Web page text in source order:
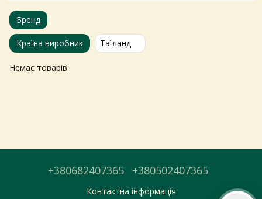
Бренд
Країна виробник Таїланд
Немає товарів
+380682407365 +380502407365
Контактна інформація
Перейти до оформлення
День доставки обираєте під час оформлення.